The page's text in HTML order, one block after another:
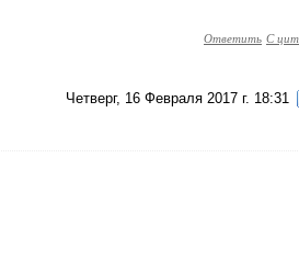
Ответить С
Четверг, 16 Февраля 2017 г. 18:31